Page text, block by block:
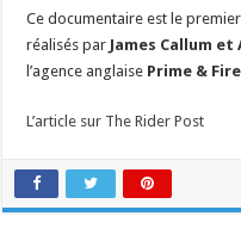
Ce documentaire est le
réalisés par James Callum et
l’agence anglaise Prime & Fire
L’article sur The Rider Post